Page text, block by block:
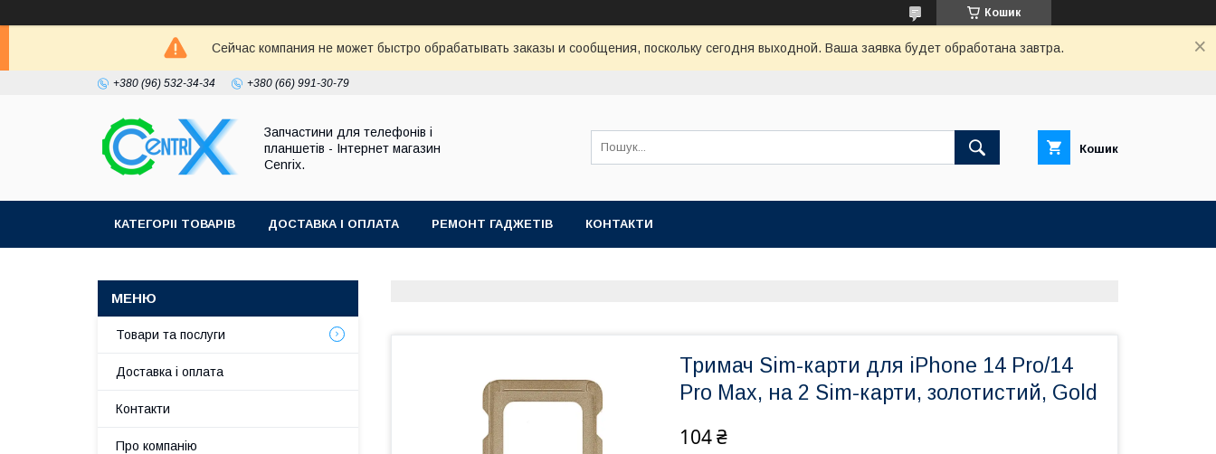
Кошик
Сейчас компания не может быстро обрабатывать заказы и сообщения, поскольку сегодня выходной. Ваша заявка будет обработана завтра.
+380 (96) 532-34-34 +380 (66) 991-30-79
Запчастини для телефонів і
планшетів - Інтернет магазин
Cenrix.
Кошик
КАТЕГОРІІ ТОВАРІВ ДОСТАВКА І ОПЛАТА РЕМОНТ ГАДЖЕТІВ КОНТАКТИ
Тримач Sim-карти для iPhone 14 Pro/14
Pro Max, на 2 Sim-карти, золотистий, Gold
104 ₴
Товари та послуги
Доставка і оплата
Контакти
Про компанію